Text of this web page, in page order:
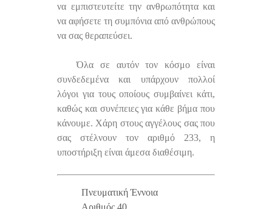
να εμπιστευτείτε την ανθρωπότητα και
να αφήσετε τη συμπόνια από ανθρώπους
να σας θεραπεύσει.
Όλα σε αυτόν τον κόσμο είναι
συνδεδεμένα και υπάρχουν πολλοί
λόγοι για τους οποίους συμβαίνει κάτι,
καθώς και συνέπειες για κάθε βήμα που
κάνουμε. Χάρη στους αγγέλους σας που
σας στέλνουν τον αριθμό 233, η
υποστήριξη είναι άμεσα διαθέσιμη.
Πνευματική Έννοια